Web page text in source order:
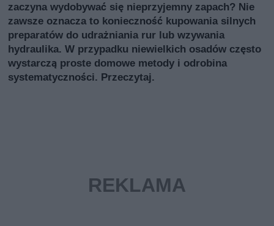
zaczyna wydobywać się nieprzyjemny zapach? Nie
zawsze oznacza to konieczność kupowania silnych
preparatów do udrażniania rur lub wzywania
hydraulika. W przypadku niewielkich osadów często
wystarczą proste domowe metody i odrobina
systematyczności. Przeczytaj.